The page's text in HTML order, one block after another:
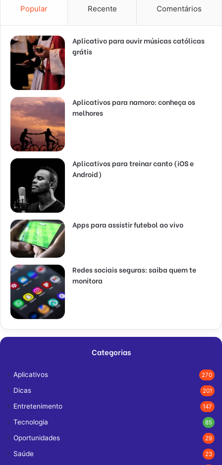
Popular Recente Comentários
Aplicativo para ouvir músicas católicas
grátis
Aplicativos para namoro: conheça os
melhores
Aplicativos para treinar canto (iOS e
Android)
Apps para assistir futebol ao vivo
Redes sociais seguras: saiba quem te
monitora
Categorias
Aplicativos 270
Dicas 201
Entretenimento 147
Tecnologia 85
Oportunidades 29
Saúde 23